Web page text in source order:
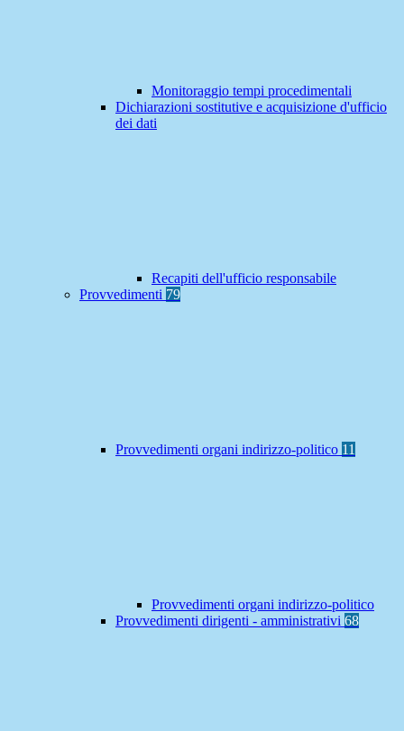
Monitoraggio tempi procedimentali
Dichiarazioni sostitutive e acquisizione d'ufficio
dei dati
Recapiti dell'ufficio responsabile
Provvedimenti 79
Provvedimenti organi indirizzo-politico 11
Provvedimenti organi indirizzo-politico
Provvedimenti dirigenti - amministrativi 68